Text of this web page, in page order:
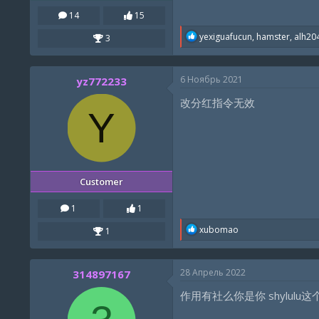
14
15
3
R
a
c
t
o
yexiguafucun, hamster,
yz772233
Y
Customer
1
1
1
6 Ноябрь 2021
改分红指令无效
R
a
c
t
o
xubomao
314897167 28 Апрель 2022
作用有社么你是你 shylulu这